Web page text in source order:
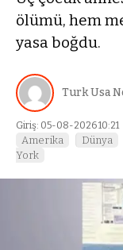
ölümü, hem
yasa boğdu.
Turk Usa
Giriş: 05-08-2026 10:21
Amerika Dünya
York